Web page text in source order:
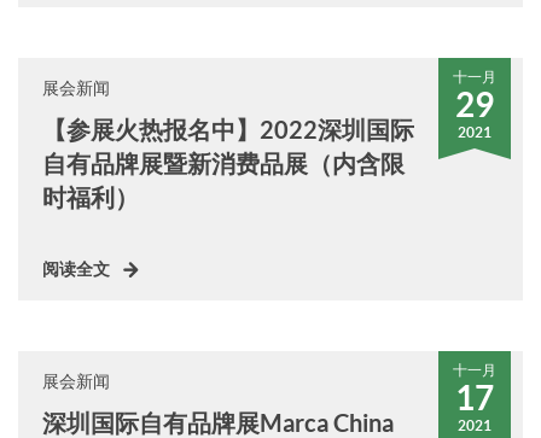
十一月
29
2021
展会新闻
【参展火热报名中】2022深圳国际
自有品牌展暨新消费品展（内含限
时福利）
阅读全文
十一月
17
2021
展会新闻
深圳国际自有品牌展Marca China